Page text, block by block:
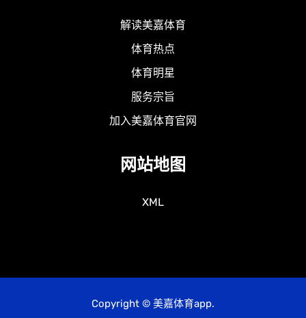
解读美嘉体育
体育热点
体育明星
服务宗旨
加入美嘉体育官网
网站地图
XML
Copyright © 美嘉体育app.